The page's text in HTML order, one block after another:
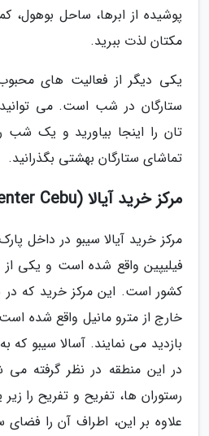
پوشیده از ابرها، ساحل بوهول،
مکتان لذت ببرید.
یکی دیگر از فعالیت های
ستارگان در شب است. می
تان را اینجا بیاورید و یک
تماشای ستارگان بهشتی بگذرانید.
مرکز خرید آیالا (Ayala Center Cebu)
مرکز خرید آیالا سیبو در داخل
فیلیپین واقع شده است و یکی از
بازدید می نمایند. آسالا سیبو که
در این منطقه در نظر گرفته می
رستوران ها، تفریح و تفریح را
علاوه بر این، اطراف آن را